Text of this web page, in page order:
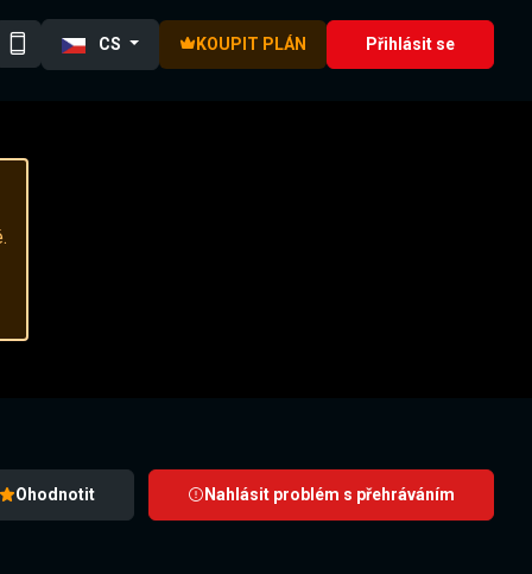
CS KOUPIT PLÁN Přihlásit se
Ohodnotit Nahlásit problém s přehráváním